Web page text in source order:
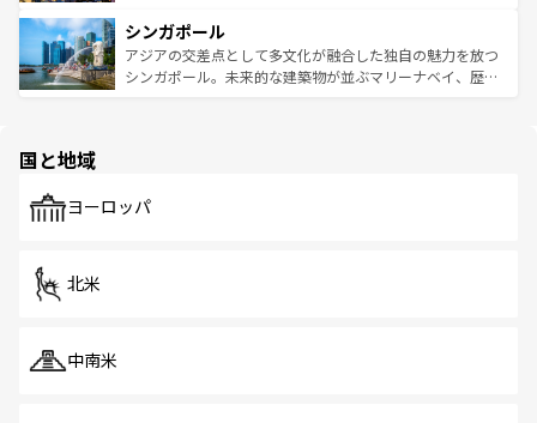
参照してほしい。
激する。気候は一年中温暖で、どの季節にも異なる楽しみ
が待っている。親しみやすいタイの人々、仏教を中心とし
た文化、そして多様な観光資源が、訪れる旅人を魅了し続
み、どこを訪れても感動するはず。観光スポットが密集し
ており、効率よく見どころを回れるのも魅力。息をのむよ
うな絶景から文化的な体験まで、香港を存分に楽しみ尽く
シンガポール
アジアの交差点として多文化が融合した独自の魅力を放つ
シンガポール。未来的な建築物が並ぶマリーナベイ、歴史
で、ホーカーズは地元の風情を楽しめる外せないスポット
国と地域
ヨーロッパ
北米
中南米